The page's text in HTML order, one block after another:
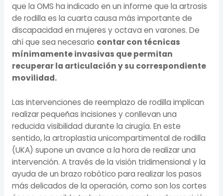
que la OMS ha indicado en un informe que la artrosis
de rodilla es la cuarta causa más importante de
discapacidad en mujeres y octava en varones. De
ahí que sea necesario contar con técnicas
mínimamente invasivas que permitan
recuperar la articulación y su correspondiente
movilidad.
Las intervenciones de reemplazo de rodilla implican
realizar pequeñas incisiones y conllevan una
reducida visibilidad durante la cirugía. En este
sentido, la artroplastia unicompartimental de rodilla
(UKA) supone un avance a la hora de realizar una
intervención. A través de la visión tridimensional y la
ayuda de un brazo robótico para realizar los pasos
más delicados de la operación, como son los cortes